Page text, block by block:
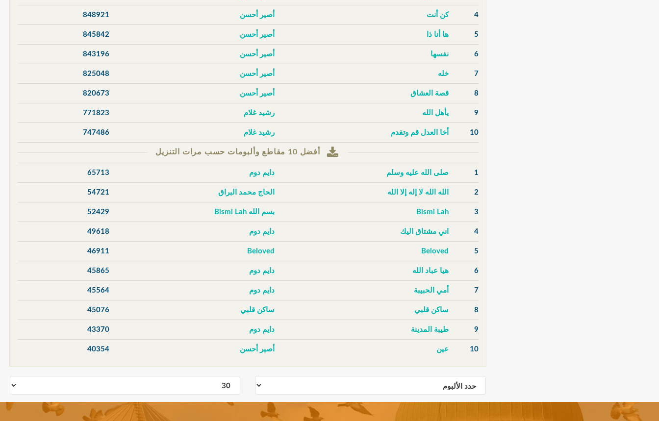
4 كن أنت أصير أحسن 848921
5 ها أنا ذا أصير أحسن 845842
6 نفسها أصير أحسن 843196
7 خله أصير أحسن 825048
8 قصة العشاق أصير أحسن 820673
9 يأهل الله رشيد غلام 771823
10 أخا العدل قم وتقدم رشيد غلام 747486
أفضل 10 مقاطع وألبومات حسب مرات التنزيل
1 صلى الله عليه وسلم دايم دوم 65713
2 الله الله لا إله إلا الله الحاج محمد البراق 54721
3
Bismi Lah بسم الله Bismi Lah 52429
4 اني مشتاق اليك دايم دوم 49618
5
Beloved
Beloved
46911
6 هيا عباد الله دايم دوم 45865
7 أمي الحبيبة دايم دوم 45564
8 ساكن قلبي ساكن قلبي 45076
9 طيبة المدينة دايم دوم 43370
10 عين أصير أحسن 40354